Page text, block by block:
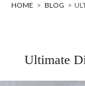
HOME > BLOG >
Ultimate